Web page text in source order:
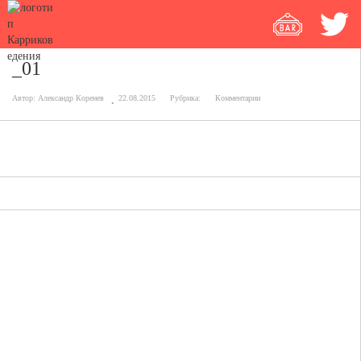
_01
Автор: Александр Коренев 22.08.2015 Рубрика: Комментарии